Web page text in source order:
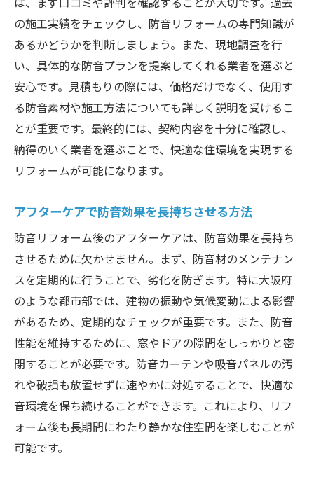
大阪府で実現するリフォームによる静かな暮ら
し
静かな暮らしを叶えるリフォームの実践例
大阪府の住まいで静寂を保つ方法
リフォームで実現する理想の住環境
大阪府で静かに暮らすための計画と施工
居心地の良い生活空間を作り上げるポイン
ト
の施工実績をチェックし、防音リフォームの専門知識が
あるかどうかを判断しましょう。また、現地調査を行
い、具体的な防音プランを提案してくれる業者を選ぶと
安心です。見積もりの際には、価格だけでなく、使用す
る防音素材や施工方法についても詳しく説明を受けるこ
とが重要です。最終的には、契約内容を十分に確認し、
納得のいく業者を選ぶことで、快適な住環境を実現する
リフォームが可能になります。
アフターケアで防音効果を長持ちさせる方法
防音リフォーム後のアフターケアは、防音効果を長持ち
させるために欠かせません。まず、防音材のメンテナン
スを定期的に行うことで、劣化を防ぎます。特に大阪府
のような都市部では、建物の振動や気候変動による影響
があるため、定期的なチェックが重要です。また、防音
性能を維持するために、窓やドアの隙間をしっかりと密
閉することが必要です。防音カーテンや吸音パネルの汚
れや破損も放置せずに速やかに対処することで、快適な
音環境を保ち続けることができます。これにより、リフ
ォーム後も長期間にわたり静かな住空間を楽しむことが
可能です。